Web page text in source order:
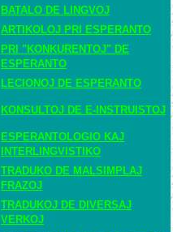
BATALO DE LINGVOJ
ARTIKOLOJ PRI ESPERANTO
PRI "KONKURENTOJ" DE
ESPERANTO
LECIONOJ DE ESPERANTO
KONSULTOJ DE E-INSTRUISTOJ
ESPERANTOLOGIO KAJ
INTERLINGVISTIKO
TRADUKO DE MALSIMPLAJ
FRAZOJ
TRADUKOJ DE DIVERSAJ
VERKOJ